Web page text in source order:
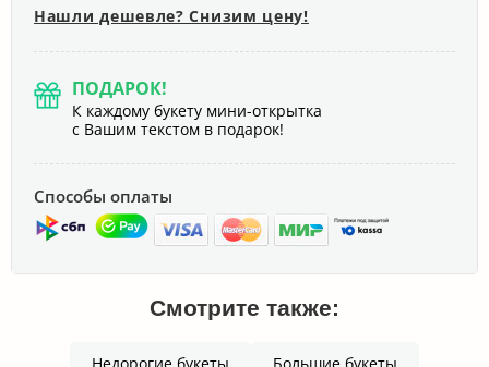
Нашли дешевле? Снизим цену!
ПОДАРОК!
К каждому букету мини-открытка
с Вашим текстом в подарок!
Способы оплаты
Смотрите также: